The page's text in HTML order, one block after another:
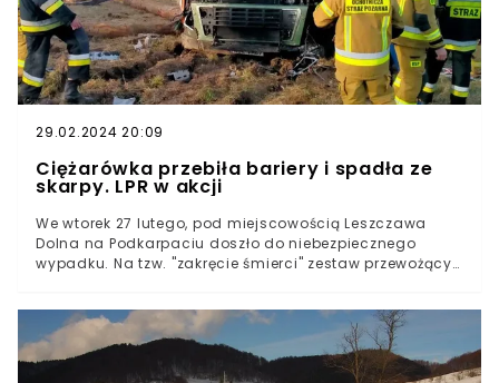
29.02.2024 20:09
Ciężarówka przebiła bariery i spadła ze
skarpy. LPR w akcji
We wtorek 27 lutego, pod miejscowością Leszczawa
Dolna na Podkarpaciu doszło do niebezpiecznego
wypadku. Na tzw. "zakręcie śmierci" zestaw przewożący
został przetransportowany helikopterem do szpitala.